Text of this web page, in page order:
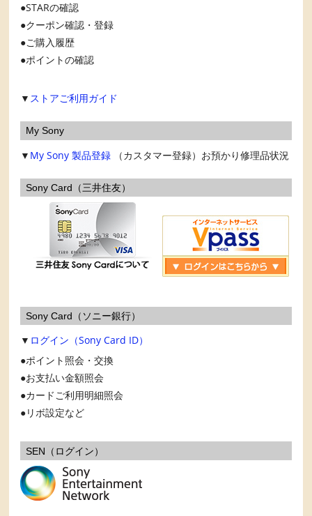
STARの確認
クーポン確認・登録
ご購入履歴
ポイントの確認
▼ ストアご利用ガイド
My Sony
▼ My Sony 製品登録 （カスタマー登録）お預かり修理品状況
Sony Card（三井住友）
Sony Card（ソニー銀行）
▼ ログイン（Sony Card ID）
ポイント照会・交換
お支払い金額照会
カードご利用明細照会
リボ設定など
SEN（ログイン）